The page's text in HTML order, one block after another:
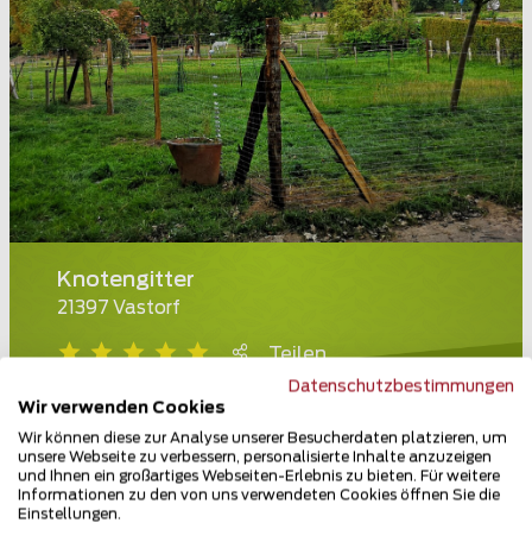
Knotengitter
21397 Vastorf
Teilen
Datenschutzbestimmungen
Wir verwenden Cookies
Wir können diese zur Analyse unserer Besucherdaten platzieren, um
unsere Webseite zu verbessern, personalisierte Inhalte anzuzeigen
und Ihnen ein großartiges Webseiten-Erlebnis zu bieten. Für weitere
Informationen zu den von uns verwendeten Cookies öffnen Sie die
Einstellungen.